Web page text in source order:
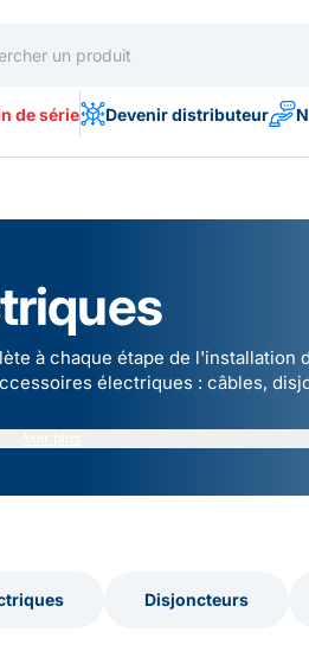
de série Devenir distributeur
à chaque étape de l'installation
électriques : câbles,
Disjoncteurs